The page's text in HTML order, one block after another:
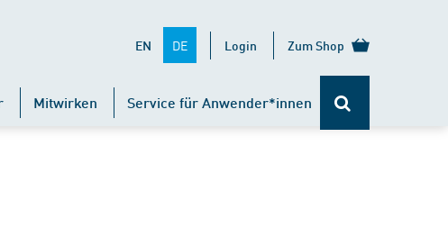
EN DE Login Zum Shop
Mitwirken Service für Anwender*innen